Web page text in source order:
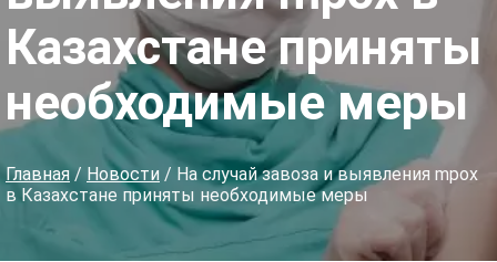
Казахстане приняты
необходимые меры
Главная / Новости / На случай завоза и выявления mpox
в Казахстане приняты необходимые меры